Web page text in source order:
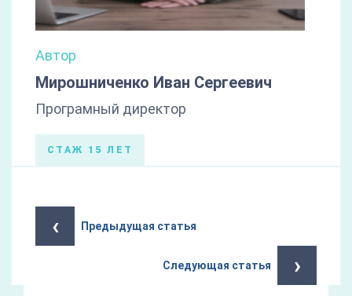
Автор
Мирошниченко Иван Сергеевич
Програмный директор
СТАЖ 15 ЛЕТ
‹ Предыдущая статья
Следующая статья ›